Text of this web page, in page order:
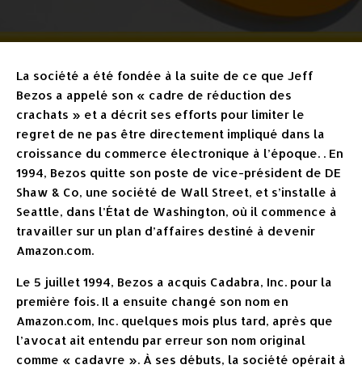
La société a été fondée à la suite de ce que Jeff
Bezos a appelé son « cadre de réduction des
crachats » et a décrit ses efforts pour limiter le
regret de ne pas être directement impliqué dans la
croissance du commerce électronique à l’époque. . En
1994, Bezos quitte son poste de vice-président de DE
Shaw & Co, une société de Wall Street, et s’installe à
Seattle, dans l’État de Washington, où il commence à
travailler sur un plan d’affaires destiné à devenir
Amazon.com.
Le 5 juillet 1994, Bezos a acquis Cadabra, Inc. pour la
première fois. Il a ensuite changé son nom en
Amazon.com, Inc. quelques mois plus tard, après que
l’avocat ait entendu par erreur son nom original
comme « cadavre ». À ses débuts, la société opérait à